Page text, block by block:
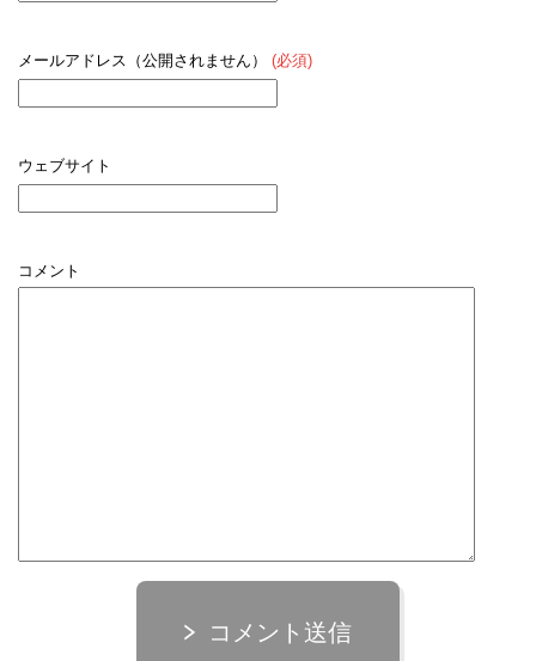
メールアドレス（公開されません） (必須)
ウェブサイト
コメント
コメント送信